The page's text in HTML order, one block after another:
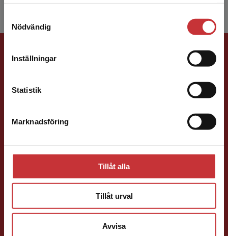
Nödvändig
Inställningar
Statistik
Marknadsföring
Tillåt alla
Tillåt urval
Avvisa
studentlitteratur.se via en enhet utanför Sverige.
Vi erbjuder inte leveranser utanför Sverige. För
att kunna slutföra ett köp måste
Förläggare
Psykologi, Socialt arbete, Skolledning